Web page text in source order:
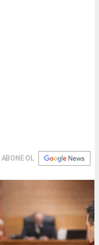
ABONE OL